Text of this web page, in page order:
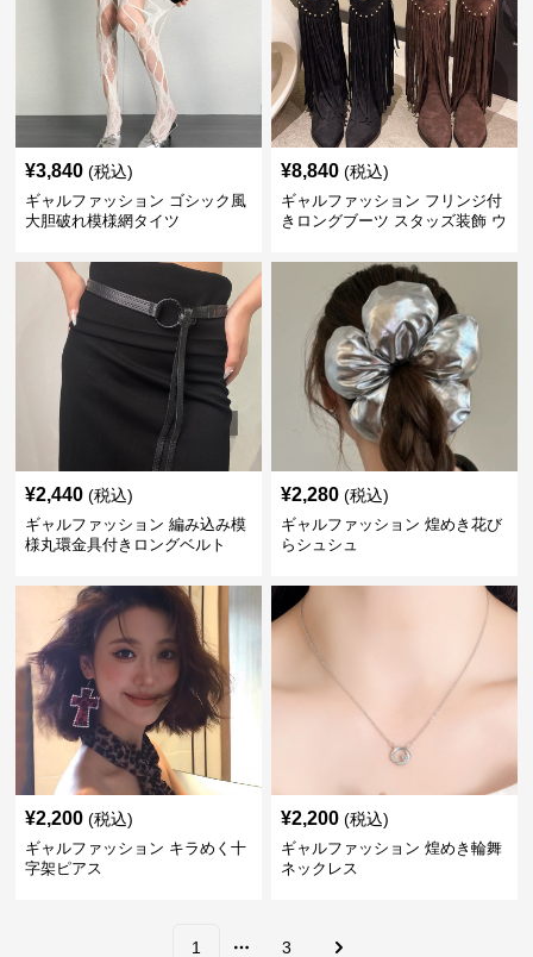
¥3,840 (税込)
ギャルファッション ゴシック風
大胆破れ模様網タイツ
¥8,840 (税込)
ギャルファッション フリンジ付
きロングブーツ スタッズ装飾 ウ
¥2,440 (税込)
ギャルファッション 編み込み模
様丸環金具付きロングベルト
¥2,280 (税込)
ギャルファッション 煌めき花び
らシュシュ
¥2,200 (税込)
ギャルファッション キラめく十
字架ピアス
¥2,200 (税込)
ギャルファッション 煌めき輪舞
ネックレス
1 3